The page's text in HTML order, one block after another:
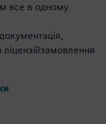
все в одному
замовлення